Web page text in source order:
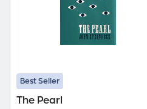
Best Seller
The Pearl